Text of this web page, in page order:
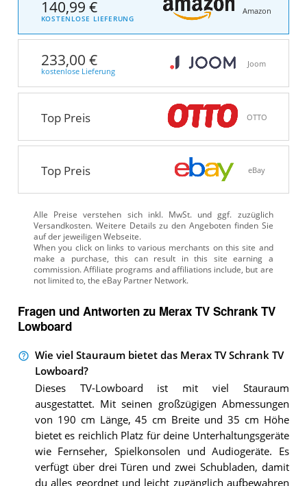
140,99 €
KOSTENLOSE LIEFERUNG
Amazon
233,00 €
kostenlose Lieferung
Joom
Top Preis OTTO
Top Preis eBay
Alle Preise verstehen sich inkl. MwSt. und ggf. zuzüglich
Versandkosten. Weitere Details zu den Angeboten finden Sie
auf der jeweiligen Webseite.
Fragen und Antworten zu Merax TV Schrank TV
Lowboard
Wie viel Stauraum bietet das Merax TV Schrank TV
Lowboard?
Dieses TV-Lowboard ist mit viel Stauraum
ausgestattet. Mit seinen großzügigen Abmessungen
von 190 cm Länge, 45 cm Breite und 35 cm Höhe
bietet es reichlich Platz für deine Unterhaltungsgeräte
wie Fernseher, Spielkonsolen und Audiogeräte. Es
verfügt über drei Türen und zwei Schubladen, damit
du alles geordnet und leicht zugänglich aufbewahren